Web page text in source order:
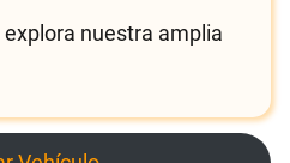
nuestra amplia